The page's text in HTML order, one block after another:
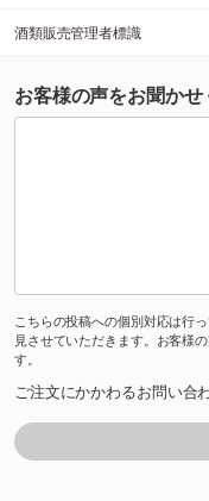
酒類販売管理者標識
お客様の声をお聞かせ
こちらの投稿への個別対応は行
見させていただきます。お客様
す。
ご注文にかかわるお問い合